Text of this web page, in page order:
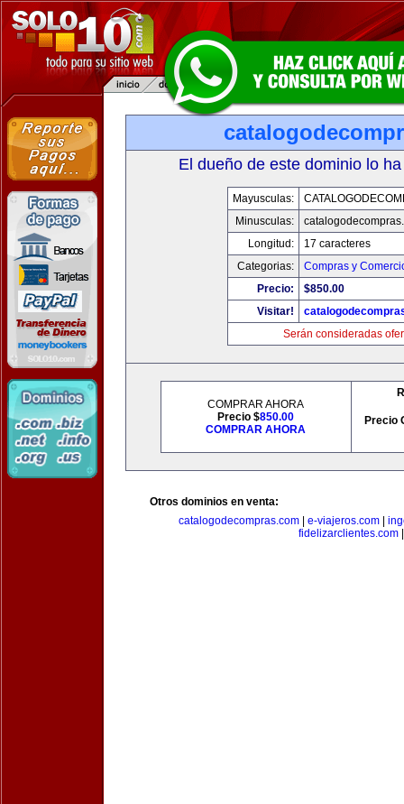
El dueño de este dominio lo
Mayusculas:
Minusculas:
Longitud:
17 caracteres
Categorias:
Compras y
Precio:
$850.00
Visitar!
Serán consideradas
COMPRAR AHORA
Precio $850.00
COMPRAR AHORA
Precio
Otros dominios en venta:
catalogodecompras.com| e-viajeros.com|
fidelizarclientes.com|